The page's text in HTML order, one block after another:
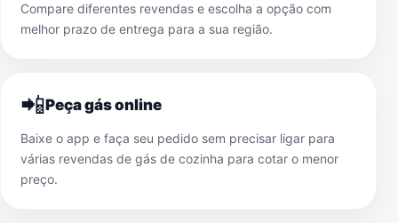
Compare diferentes revendas e escolha a opção com
melhor prazo de entrega para a sua região.
📲Peça gás online
Baixe o app e faça seu pedido sem precisar ligar para
várias revendas de gás de cozinha para cotar o menor
preço.